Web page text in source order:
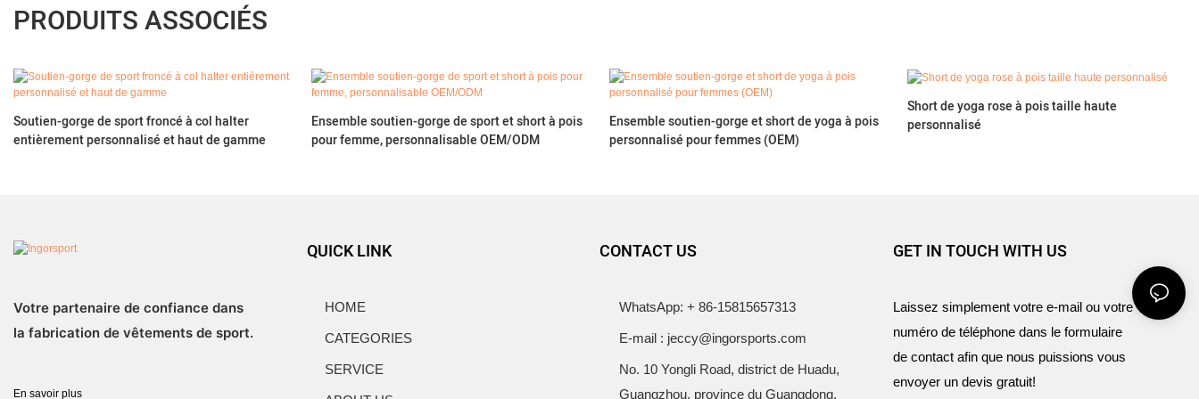
PRODUITS ASSOCIÉS
Soutien-gorge de sport froncé à col halter
entièrement personnalisé et haut de gamme
Ensemble soutien-gorge de sport et short à pois
pour femme, personnalisable OEM/ODM
Ensemble soutien-gorge et short de yoga à pois
personnalisé pour femmes (OEM)
Short de yoga rose à pois taille haute
personnalisé
Votre partenaire de confiance dans
la fabrication de vêtements de sport.
En savoir plus
QUICK LINK
HOME
CATEGORIES
SERVICE
CONTACT US
WhatsApp: + 86-15815657313
E-mail : jeccy@ingorsports.com
No. 10 Yongli Road, district de Huadu,
Guangzhou, province du Guangdong,
GET IN TOUCH WITH US
Laissez simplement votre e-mail ou votre
numéro de téléphone dans le formulaire
de contact afin que nous puissions vous
envoyer un devis gratuit!